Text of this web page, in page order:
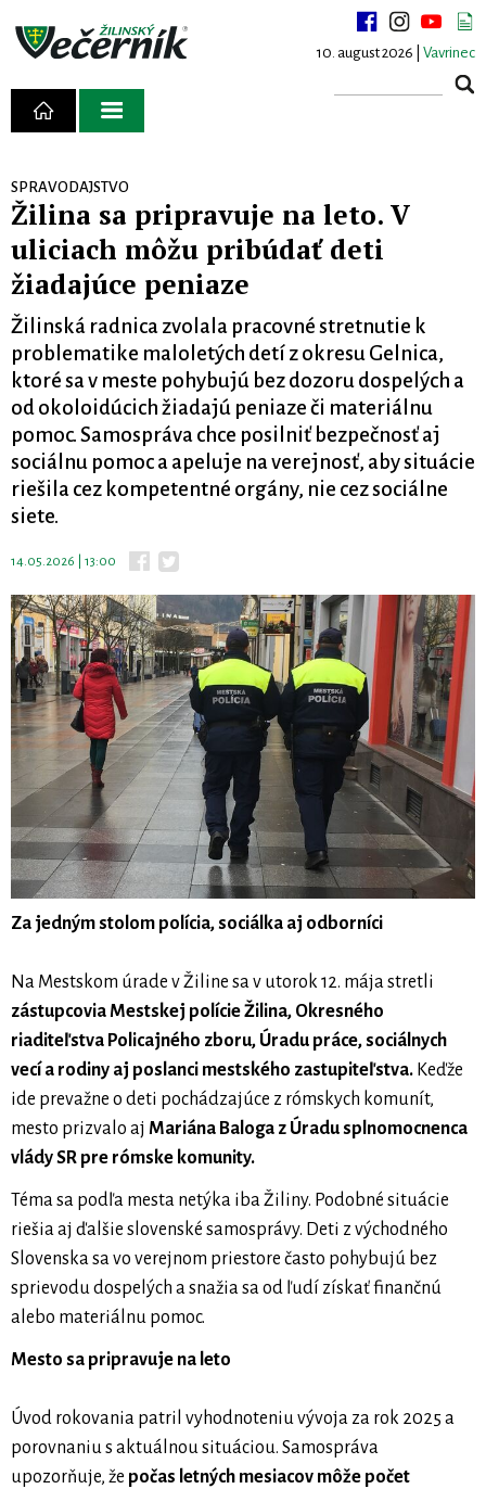
10. august 2026 | Vavrinec
SPRAVODAJSTVO
Žilina sa pripravuje na leto. V
uliciach môžu pribúdať deti
žiadajúce peniaze
Žilinská radnica zvolala pracovné stretnutie k
problematike maloletých detí z okresu Gelnica,
ktoré sa v meste pohybujú bez dozoru dospelých a
od okoloidúcich žiadajú peniaze či materiálnu
pomoc. Samospráva chce posilniť bezpečnosť aj
sociálnu pomoc a apeluje na verejnosť, aby situácie
riešila cez kompetentné orgány, nie cez sociálne
siete.
14.05.2026 | 13:00
Za jedným stolom polícia, sociálka aj odborníci
Na Mestskom úrade v Žiline sa v utorok 12. mája stretli
zástupcovia Mestskej polície Žilina, Okresného
riaditeľstva Policajného zboru, Úradu práce, sociálnych
vecí a rodiny aj poslanci mestského zastupiteľstva. Keďže
ide prevažne o deti pochádzajúce z rómskych komunít,
mesto prizvalo aj Mariána Baloga z Úradu splnomocnenca
vlády SR pre rómske komunity.
Téma sa podľa mesta netýka iba Žiliny. Podobné situácie
riešia aj ďalšie slovenské samosprávy. Deti z východného
Slovenska sa vo verejnom priestore často pohybujú bez
sprievodu dospelých a snažia sa od ľudí získať finančnú
alebo materiálnu pomoc.
Mesto sa pripravuje na leto
Úvod rokovania patril vyhodnoteniu vývoja za rok 2025 a
porovnaniu s aktuálnou situáciou. Samospráva
upozorňuje, že počas letných mesiacov môže počet